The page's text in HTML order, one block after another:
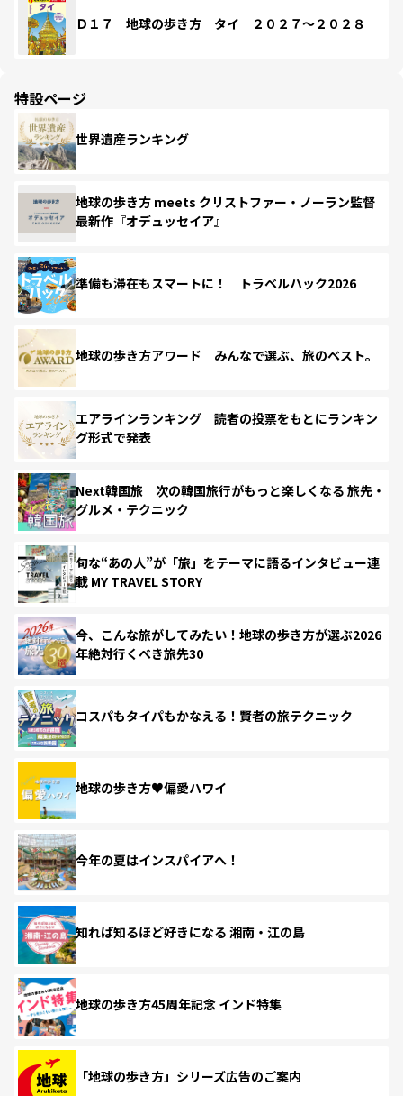
Ｄ１７ 地球の歩き方 タイ ２０２７～２０２８
特設ページ
世界遺産ランキング
地球の歩き方 meets クリストファー・ノーラン監督
最新作『オデュッセイア』
準備も滞在もスマートに！ トラベルハック2026
地球の歩き方アワード みんなで選ぶ、旅のベスト。
エアラインランキング 読者の投票をもとにランキン
グ形式で発表
Next韓国旅 次の韓国旅行がもっと楽しくなる 旅先・
グルメ・テクニック
旬な“あの人”が「旅」をテーマに語るインタビュー連
載 MY TRAVEL STORY
今、こんな旅がしてみたい！地球の歩き方が選ぶ2026
年絶対行くべき旅先30
コスパもタイパもかなえる！賢者の旅テクニック
地球の歩き方♥偏愛ハワイ
今年の夏はインスパイアへ！
知れば知るほど好きになる 湘南・江の島
地球の歩き方45周年記念 インド特集
「地球の歩き方」シリーズ広告のご案内